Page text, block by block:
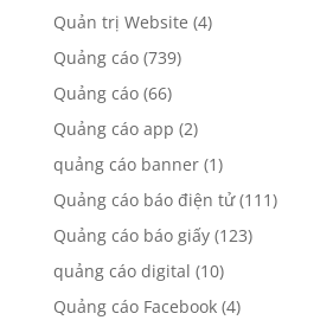
Quản trị Website (4)
Quảng cáo(739)
Quảng cáo(66)
Quảng cáo app (2)
quảng cáo banner(1)
Quảng cáo báo điện tử(111)
Quảng cáo báo giấy(123)
quảng cáo digital (10)
Quảng cáo Facebook(4)